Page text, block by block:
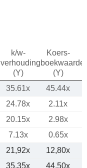
k/w-
verhouding
(Y)
Koers-
boekwaarde
(Y)
35.61x
45.44x
24.78x
2.11x
20.15x
2.98x
7.13x
0.65x
21,92x
12,80x
35,35x 44,50x